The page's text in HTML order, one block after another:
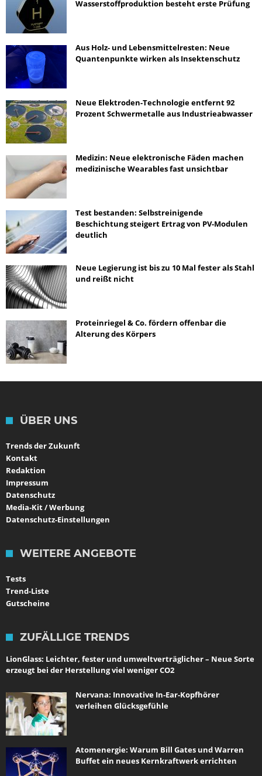
Wasserstoffproduktion besteht erste Prüfung
Aus Holz- und Lebensmittelresten: Neue
Quantenpunkte wirken als Insektenschutz
Neue Elektroden-Technologie entfernt 92
Prozent Schwermetalle aus Industrieabwasser
Medizin: Neue elektronische Fäden machen
medizinische Wearables fast unsichtbar
Test bestanden: Selbstreinigende
Beschichtung steigert Ertrag von PV-Modulen
deutlich
Neue Legierung ist bis zu 10 Mal fester als Stahl
und reißt nicht
Proteinriegel & Co. fördern offenbar die
Alterung des Körpers
ÜBER UNS
Trends der Zukunft
Kontakt
Redaktion
Impressum
Datenschutz
Media-Kit / Werbung
Datenschutz-Einstellungen
WEITERE ANGEBOTE
Tests
Trend-Liste
Gutscheine
ZUFÄLLIGE TRENDS
LionGlass: Leichter, fester und umweltverträglicher – Neue Sorte
erzeugt bei der Herstellung viel weniger CO2
Nervana: Innovative In-Ear-Kopfhörer
verleihen Glücksgefühle
Atomenergie: Warum Bill Gates und Warren
Buffet ein neues Kernkraftwerk errichten